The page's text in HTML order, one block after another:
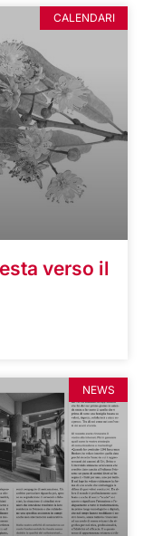
CALENDARI
verso il
NEWS